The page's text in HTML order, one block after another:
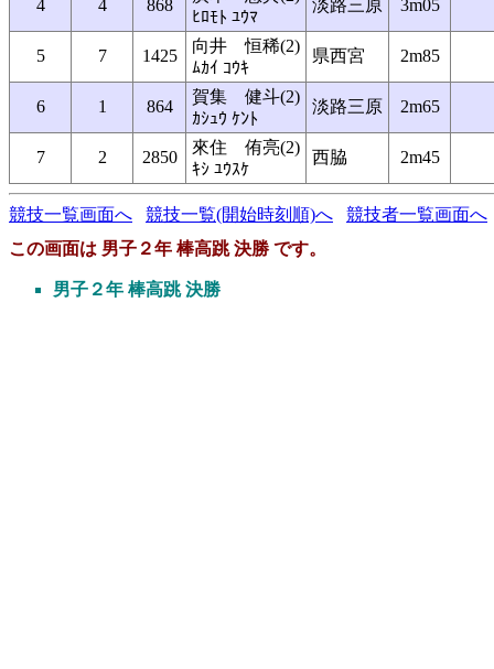
4 4 868
ﾋﾛﾓﾄ ﾕｳﾏ
淡路三原 3m05
5 7 1425
向井 恒稀(2)
ﾑｶｲ ｺｳｷ
県西宮 2m85
6 1 864
賀集 健斗(2)
ｶｼｭｳ ｹﾝﾄ
淡路三原 2m65
7 2 2850
來住 侑亮(2)
ｷｼ ﾕｳｽｹ
西脇 2m45
競技一覧画面へ 競技一覧(開始時刻順)へ
競技者一覧画面へ
この画面は 男子２年 棒高跳 決勝 です。
男子２年 棒高跳 決勝